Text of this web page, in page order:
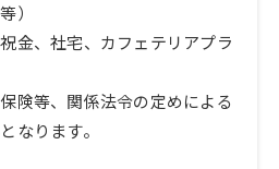
）
金、社宅、カフェテリアプラ
険等、関係法令の定めによる
なります。